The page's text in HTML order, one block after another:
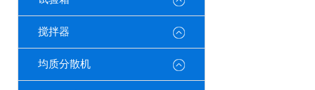
搅拌器
均质分散机